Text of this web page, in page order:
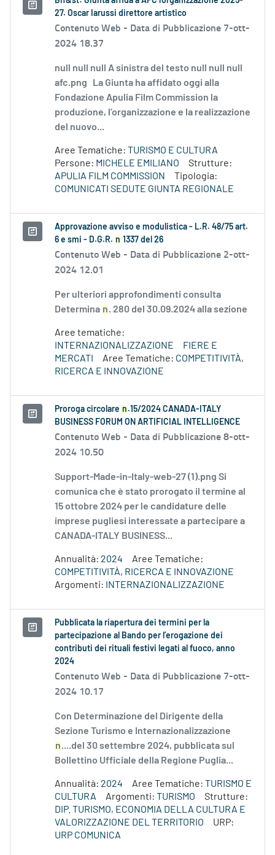
27. Oscar Iarussi direttore artistico
Contenuto Web - Data di Pubblicazione 7-ott-
2024 18.37
null null null A sinistra del testo null null null
afc.png La Giunta ha affidato oggi alla
Fondazione Apulia Film Commission la
produzione, l’organizzazione e la realizzazione
del nuovo...
Aree Tematiche: TURISMO E CULTURA
Persone: MICHELE EMILIANO
Strutture:
APULIA FILM COMMISSION
Tipologia:
COMUNICATI SEDUTE GIUNTA REGIONALE
Approvazione avviso e modulistica - L.R. 48/75 art.
6 e smi - D.G.R. n 1337 del 26
Contenuto Web - Data di Pubblicazione 2-ott-
2024 12.01
Per ulteriori approfondimenti consulta
Determina n. 280 del 30.09.2024 alla sezione
Aree tematiche:
INTERNAZIONALIZZAZIONE
FIERE E
MERCATI
Aree Tematiche: COMPETITIVITÀ,
RICERCA E INNOVAZIONE
Proroga circolare n .15/2024 CANADA-ITALY
BUSINESS FORUM ON ARTIFICIAL INTELLIGENCE
Contenuto Web - Data di Pubblicazione 8-ott-
2024 10.50
Support-Made-in-Italy-web-27 (1).png Si
comunica che è stato prorogato il termine al
15 ottobre 2024 per le candidature delle
imprese pugliesi interessate a partecipare a
CANADA-ITALY BUSINESS...
Annualità: 2024
Aree Tematiche:
COMPETITIVITÀ, RICERCA E INNOVAZIONE
Argomenti:
INTERNAZIONALIZZAZIONE
Pubblicata la riapertura dei termini per la
partecipazione al Bando per l’erogazione dei
contributi dei rituali festivi legati al fuoco, anno
2024
Contenuto Web - Data di Pubblicazione 7-ott-
2024 10.17
Con Determinazione del Dirigente della
Sezione Turismo e Internazionalizzazione
n....del 30 settembre 2024, pubblicata sul
Bollettino Ufficiale della Regione Puglia...
Annualità: 2024 Aree Tematiche: TURISMO E
CULTURA
Argomenti: TURISMO
Strutture:
DIP. TURISMO, ECONOMIA DELLA CULTURA E
VALORIZZAZIONE DEL TERRITORIO
URP:
URP COMUNICA